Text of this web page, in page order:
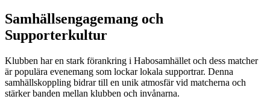
Samhällsengagemang och
Supporterkultur
Klubben har en stark förankring i Habosamhället och dess matcher
är populära evenemang som lockar lokala supportrar. Denna
samhällskoppling bidrar till en unik atmosfär vid matcherna och
stärker banden mellan klubben och invånarna.